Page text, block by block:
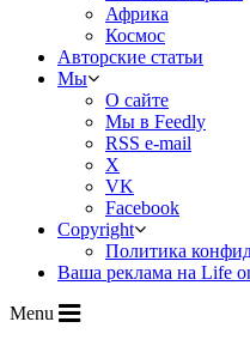
Африка
Космос
Авторские статьи
Мы
О сайте
Мы в Feedly
RSS e-mail
X
VK
Facebook
Copyright
Политика
Ваша реклама на Life
Menu